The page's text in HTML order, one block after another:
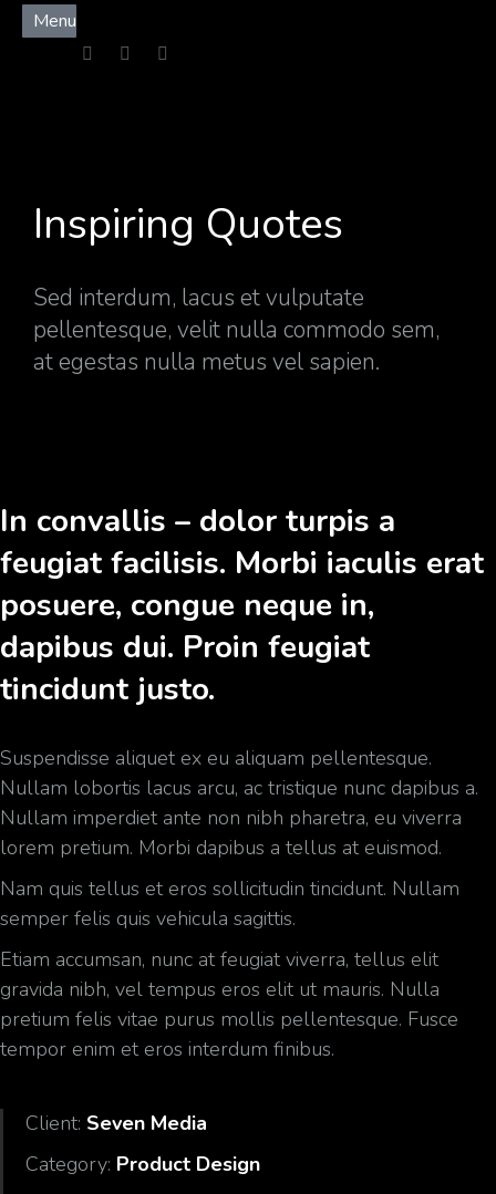
Menu
Inspiring Quotes
Sed interdum, lacus et vulputate
pellentesque, velit nulla commodo sem,
at egestas nulla metus vel sapien.
In convallis – dolor turpis a
feugiat facilisis. Morbi iaculis erat
posuere, congue neque in,
dapibus dui. Proin feugiat
tincidunt justo.
Suspendisse aliquet ex eu aliquam pellentesque.
Nullam lobortis lacus arcu, ac tristique nunc dapibus a.
Nullam imperdiet ante non nibh pharetra, eu viverra
lorem pretium. Morbi dapibus a tellus at euismod.
Nam quis tellus et eros sollicitudin tincidunt. Nullam
semper felis quis vehicula sagittis.
Etiam accumsan, nunc at feugiat viverra, tellus elit
gravida nibh, vel tempus eros elit ut mauris. Nulla
pretium felis vitae purus mollis pellentesque. Fusce
tempor enim et eros interdum finibus.
Client: Seven Media
Category: Product Design